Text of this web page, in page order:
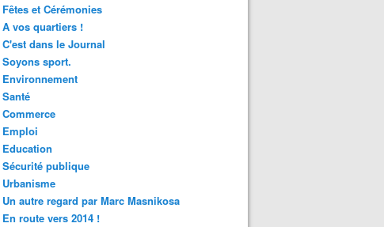
Fêtes et Cérémonies
A vos quartiers !
C'est dans le Journal
Soyons sport.
Environnement
Santé
Commerce
Emploi
Education
Sécurité publique
Urbanisme
Un autre regard par Marc Masnikosa
En route vers 2014 !